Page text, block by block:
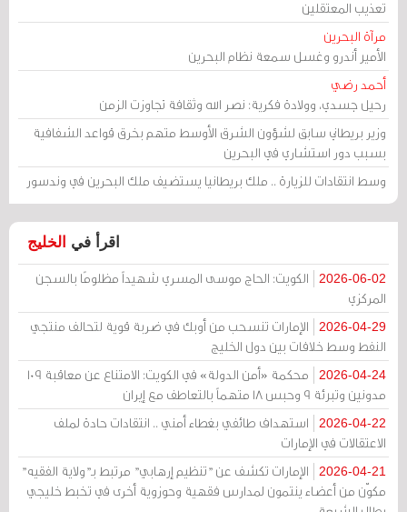
تعذيب المعتقلين
مرآة البحرين
الأمير أندرو وغسل سمعة نظام البحرين
أحمد رضي
رحيل جسدي، وولادة فكرية: نصر الله وثقافة تجاوزت الزمن
وزير بريطاني سابق لشؤون الشرق الأوسط متهم بخرق قواعد الشفافية
بسبب دور استشاري في البحرين
وسط انتقادات للزيارة .. ملك بريطانيا يستضيف ملك البحرين في وندسور
اقرأ في الخليج
2026-06-02
الكويت: الحاج موسى المسري شهيداً مظلومًا بالسجن
المركزي
2026-04-29
الإمارات تنسحب من أوبك في ضربة قوية لتحالف منتجي
النفط وسط خلافات بين دول الخليج
2026-04-24
محكمة «أمن الدولة» في الكويت: الامتناع عن معاقبة 109
مدونين وتبرئة 9 وحبس 18 متهماً بالتعاطف مع إيران
2026-04-22
استهداف طائفي بغطاء أمني .. انتقادات حادة لملف
الاعتقالات في الإمارات
2026-04-21
الإمارات تكشف عن "تنظيم إرهابي" مرتبط بـ"ولاية الفقيه"
مكوّن من أعضاء ينتمون لمدارس فقهية وحوزوية أخرى في تخبط خليجي